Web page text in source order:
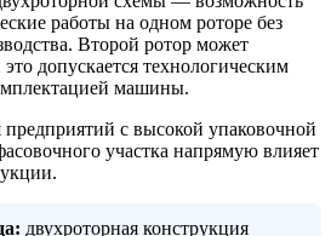
работы на одном роторе без
Второй ротор может
допускается технологическим
машины.
с высокой упаковочной
участка напрямую влияет
двухроторная конструкция